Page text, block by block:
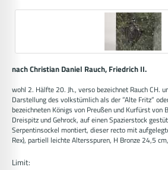
nach Christian Daniel Rauch, Friedrich II.
wohl 2. Hälfte 20. Jh., verso bezeichnet Rauch CH.
Darstellung des volkstümlich als der ”Alte Fritz”
bezeichneten Königs von Preußen und Kurfürst von
Dreispitz und Gehrock, auf einen Spazierstock
Serpentinsockel montiert, dieser recto mit
Rex), partiell leichte Altersspuren, H Bronze 24,5
Limit: